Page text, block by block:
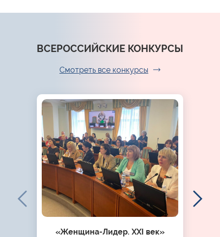
ВСЕРОССИЙСКИЕ КОНКУРСЫ
Смотреть все конкурсы
«Женщина-Лидер. XXI век»